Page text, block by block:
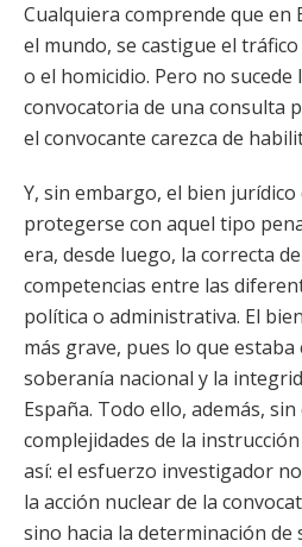
Cualquiera comprende que en
el mundo, se castigue el
o el homicidio. Pero no sucede
convocatoria de una consulta
el convocante carezca de
Y, sin embargo, el bien
protegerse con aquel tipo
era, desde luego, la correcta
competencias entre las
política o administrativa. El
más grave, pues lo que
soberanía nacional y la
España. Todo ello, además,
complejidades de la
así: el esfuerzo investigador
la acción nuclear de la
sino hacia la determinación de